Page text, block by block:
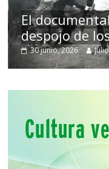
El documental
despojo de
30 junio, 2026 Julio